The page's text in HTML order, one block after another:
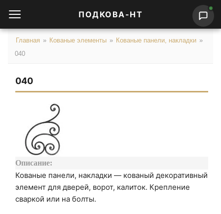
ПОДКОВА-НТ
Главная » Кованые элементы » Кованые панели, накладки »
040
040
Описание:
Кованые панели, накладки — кованый декоративный
элемент для дверей, ворот, калиток. Крепление
сваркой или на болты.